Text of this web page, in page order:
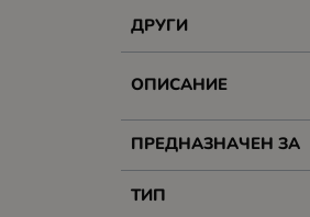
ДРУГИ
ОПИСАНИЕ
ПРЕДНАЗНАЧЕН ЗА
ТИП